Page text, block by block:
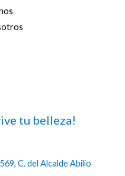
tu belleza!
C. del Alcalde Abilio